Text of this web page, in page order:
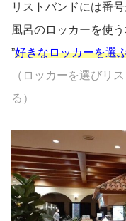
リストバンドには番
風呂のロッカーを使
”好きなロッカーを選
（ロッカーを選びリ
る）